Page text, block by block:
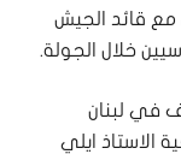
مع قائد الجيش
خلال الجولة.
في لبنان
الاستاذ ايلي